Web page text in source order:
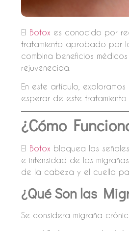
El Botox es conocido por
tratamiento aprobado por
combina beneficios
rejuvenecida.
En este artículo,
esperar de este tratamiento
¿Cómo
El Botox bloquea las
e intensidad de las
de la cabeza y el cuello
¿Qué Son las
Se considera migraña